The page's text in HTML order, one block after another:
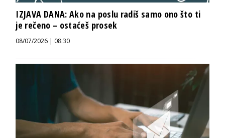
IZJAVA DANA: Ako na poslu radiš samo ono što ti
je rečeno – ostaćeš prosek
08/07/2026 | 08:30